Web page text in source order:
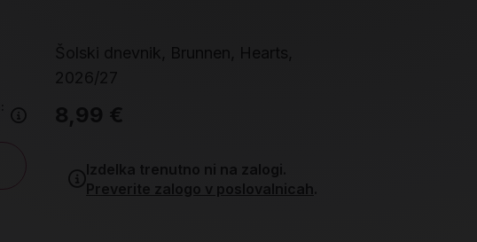
Šolski dnevnik, Brunnen, Hearts,
2026/27
8,99 €
Izdelka trenutno ni na zalogi.
Preverite zalogo v poslovalnicah.